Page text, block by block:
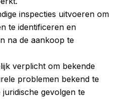
inspecties uitvoeren om
te identificeren en
na de aankoop te
verplicht om bekende
problemen bekend te
gevolgen te